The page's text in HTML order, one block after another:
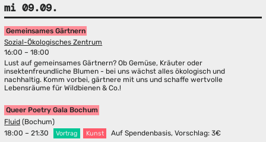
mi 09.09.
Gemeinsames Gärtnern
Sozial-Ökologisches Zentrum
16:00 – 18:00
Lust auf gemeinsames Gärtnern? Ob Gemüse, Kräuter oder
insektenfreundliche Blumen - bei uns wächst alles ökologisch und
nachhaltig. Komm vorbei, gärtnere mit uns und schaffe wertvolle
Lebensräume für Wildbienen & Co.!
Queer Poetry Gala Bochum
Fluid (Bochum)
18:00 – 21:30
Vortrag Kunst
Auf Spendenbasis, Vorschlag: 3€